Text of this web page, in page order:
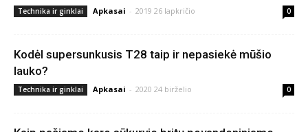
Technika ir ginklai Apkasai - 2019 26 lapkričio 0
Kodėl supersunkusis T28 taip ir nepasiekė mūšio
lauko?
Technika ir ginklai Apkasai - 2020 24 birželio 0